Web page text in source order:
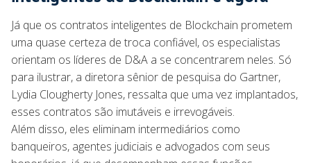
Já que os contratos inteligentes de Blockchain prometem
uma quase certeza de troca confiável, os especialistas
orientam os líderes de D&A a se concentrarem neles. Só
para ilustrar, a diretora sênior de pesquisa do Gartner,
Lydia Clougherty Jones, ressalta que uma vez implantados,
esses contratos são imutáveis e irrevogáveis.
Além disso, eles eliminam intermediários como
banqueiros, agentes judiciais e advogados com seus